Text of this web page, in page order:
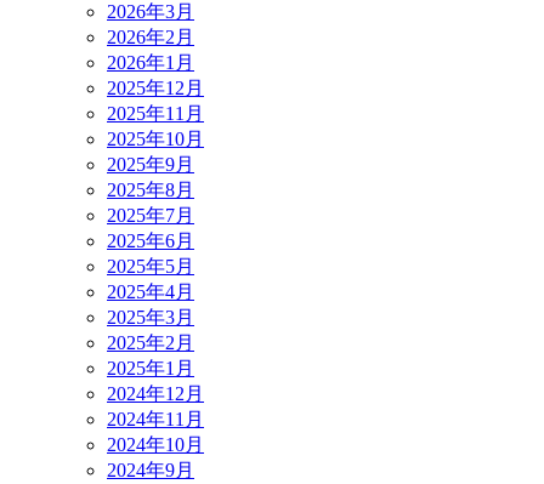
2026年3月
2026年2月
2026年1月
2025年12月
2025年11月
2025年10月
2025年9月
2025年8月
2025年7月
2025年6月
2025年5月
2025年4月
2025年3月
2025年2月
2025年1月
2024年12月
2024年11月
2024年10月
2024年9月